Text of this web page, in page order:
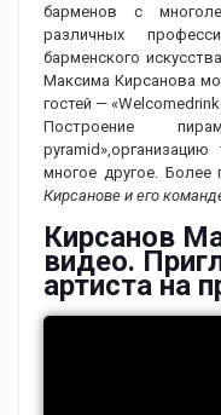
барменов с
различных
барменского
Максима Кирсанова
гостей —
Построение
многое другое.
Кирсанове и его
Кирсанов
видео.
артиста на